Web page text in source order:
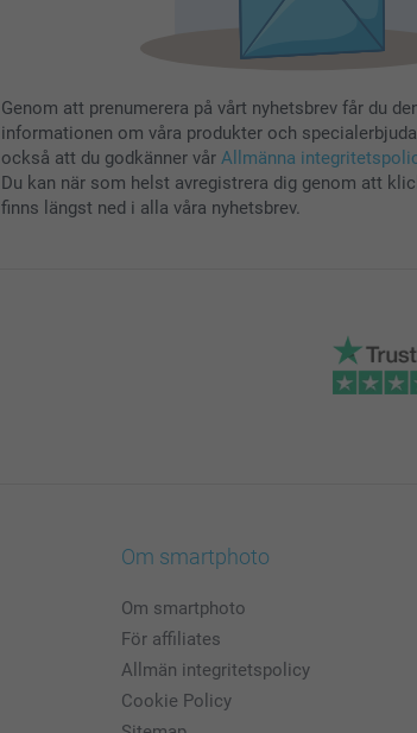
Genom att prenumerera på vårt nyhetsbrev får du
informationen om våra produkter och
också att du godkänner vår Allmänna
Du kan när som helst avregistrera dig genom att
finns längst ned i alla våra nyhetsbrev.
Om smartphoto
Om smartphoto
För affiliates
Allmän integritetspolicy
Cookie Policy